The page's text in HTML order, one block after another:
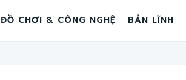
ĐỒ CHƠI & CÔNG NGHỆ BẢN LĨNH